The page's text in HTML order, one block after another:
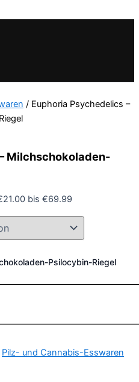
/ Euphoria Psychedelics –
Milchschokoladen-
bis €69.99
Psilocybin-Riegel
Pilz- und Cannabis-Esswaren